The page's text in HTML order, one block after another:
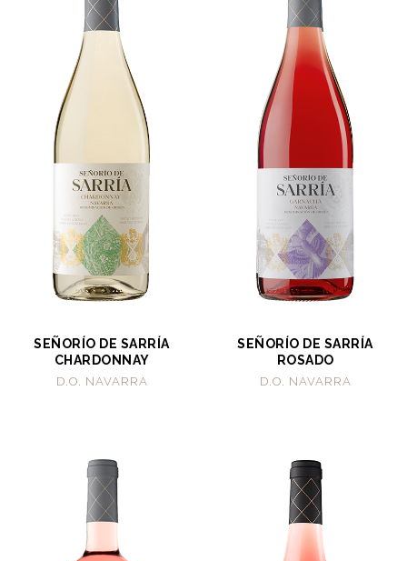
SEÑORÍO DE SARRÍA
CHARDONNAY
D.O. NAVARRA
SEÑORÍO DE SARRÍA
ROSADO
D.O. NAVARRA